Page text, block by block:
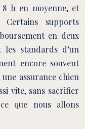
h en moyenne, et
supports
en deux
les standards d’un
encore souvent
assurance chien
vite, sans sacrifier
que nous allons